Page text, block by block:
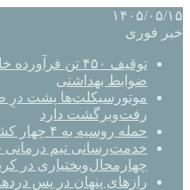
۱۴۰۵/۰۵/۱۵
خبر فوری
توقیف ۴۵۰ تن
ضوابط بهداشتی
رفت‌وبرگشت دارد
حمله روسیه به ۴ چهار کشتی اوکراینی در حال انتقال سلاح
خدمت‌رسانی تیم درمانی
چهارمحال‌وبختیاری در
رازهای پنهان در پس